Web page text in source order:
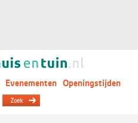
Evenementen Openingstijden